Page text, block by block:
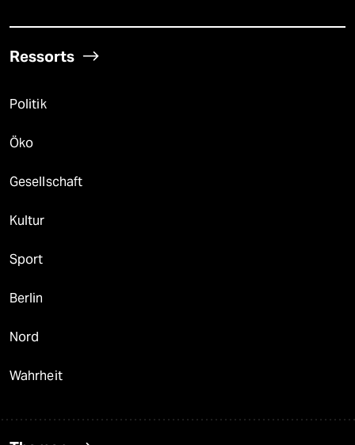
Ressorts
Politik
Öko
Gesellschaft
Kultur
Sport
Berlin
Nord
Wahrheit